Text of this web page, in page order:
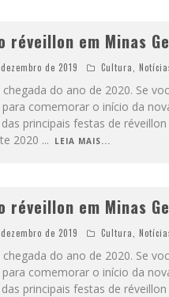
réveillon em Minas
de 2019 Cultura
do ano de 2020. Se
comemorar o início da
principais festas de
2020 ... LEIA MAIS...
réveillon em Minas
de 2019 Cultura
do ano de 2020. Se
comemorar o início da
principais festas de